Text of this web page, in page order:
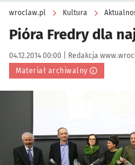
wroclaw.pl Kultura
Pióra Fredry dla
Data publikacji:
04.12.2014 00:00 | Autor:
Redakcja
Materiał archiwalny